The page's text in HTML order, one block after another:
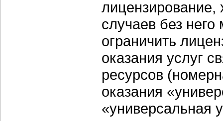
случаев без
ограничить
оказания услуг
ресурсов
оказания
«универсальная